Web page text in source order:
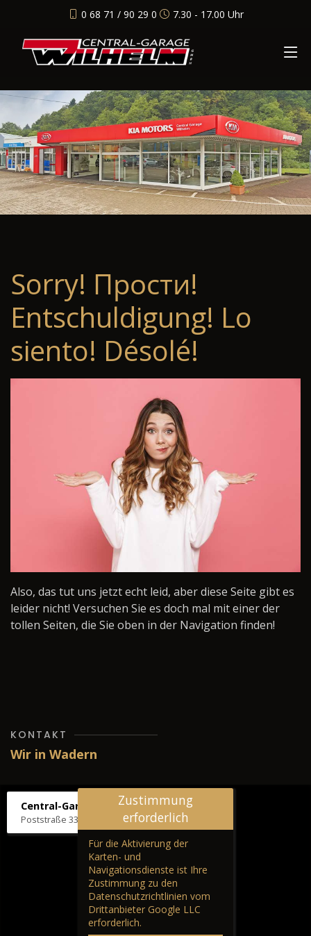
0 68 71 / 90 29 0 7.30 - 17.00 Uhr
Sorry! Прости!
Entschuldigung! Lo
siento! Désolé!
Also, das tut uns jetzt echt leid, aber diese Seite gibt es
leider nicht! Versuchen Sie es doch mal mit einer der
tollen Seiten, die Sie oben in der Navigation finden!
KONTAKT
Wir in Wadern
Central-Garage H. Wilhelm
Poststraße 33, 66687 Wadern
Zustimmung
erforderlich
Für die Aktivierung der
Karten- und
Navigationsdienste ist Ihre
Zustimmung zu den
Datenschutzrichtlinien vom
Drittanbieter Google LLC
erforderlich.